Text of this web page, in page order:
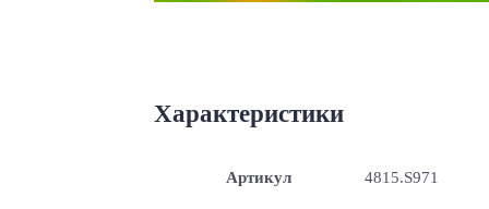
Характеристики
Артикул 4815.S971